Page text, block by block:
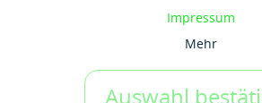
Impressum
Mehr
Auswahl
IN DEN
Auf den Merkzettel